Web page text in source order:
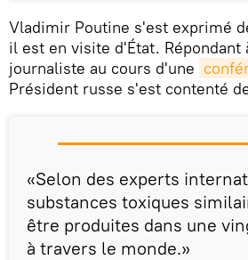
Vladimir Poutine s'est exprimé
il est en visite d'État. Répondant
journaliste au cours d'une
Président russe s'est contenté
«Selon des experts
substances toxiques
être produites dans une
à travers le monde.»